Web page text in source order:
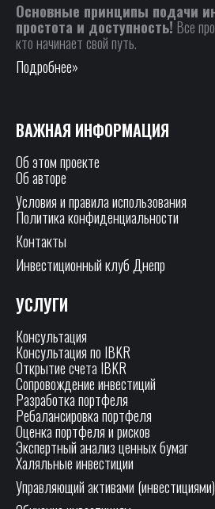
Основные принципы подачи
простота и доступность!Все
кто начинает свой путь.
Подробнее»
ВАЖНАЯ ИНФОРМАЦИЯ
Об этом проекте
Об авторе
Условия и правила использования
Политика конфиденциальности
Контакты
Инвестиционный клуб Днепр
УСЛУГИ
Консультация
Консультация по IBKR
Открытие счета IBKR
Сопровождение инвестиций
Разработка портфеля
Ребалансировка портфеля
Оценка портфеля и рисков
Экспертный анализ ценных бумаг
Халяльные инвестиции
Управляющий активами (инвестициями)